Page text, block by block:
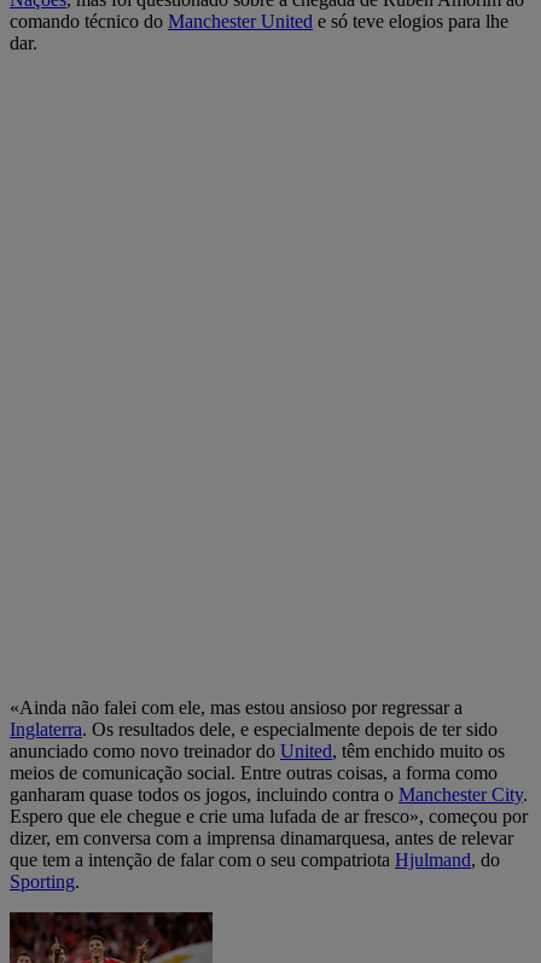
comando técnico do Manchester United e só teve elogios para lhe
dar.
«Ainda não falei com ele, mas estou ansioso por regressar a
Inglaterra. Os resultados dele, e especialmente depois de ter sido
anunciado como novo treinador do United, têm enchido muito os
meios de comunicação social. Entre outras coisas, a forma como
ganharam quase todos os jogos, incluindo contra o Manchester City.
Espero que ele chegue e crie uma lufada de ar fresco», começou por
dizer, em conversa com a imprensa dinamarquesa, antes de relevar
que tem a intenção de falar com o seu compatriota Hjulmand, do
Sporting.